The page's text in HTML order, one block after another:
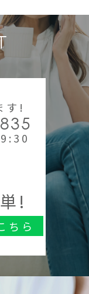
す!
!
ちら